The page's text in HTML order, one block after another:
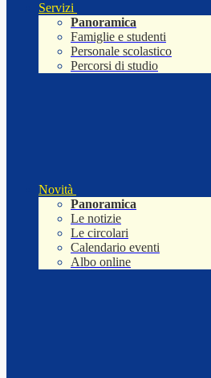
Servizi
Panoramica
Famiglie e studenti
Personale scolastico
Percorsi di studio
Novità
Panoramica
Le notizie
Le circolari
Calendario eventi
Albo online